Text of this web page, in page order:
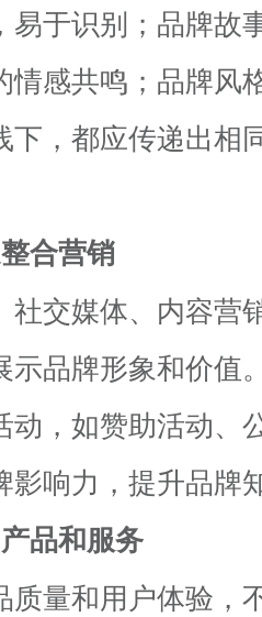
易于识别；品牌故
情感共鸣；品牌风
下，都应传递出相
合营销
社交媒体、内容营
示品牌形象和价值
动，如赞助活动、
影响力，提升品牌
品和服务
质量和用户体验，